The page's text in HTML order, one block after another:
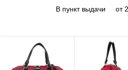
В пункт выдачи
от